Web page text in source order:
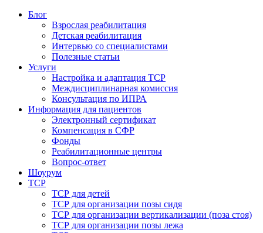
Блог
Взрослая реабилитация
Детская реабилитация
Интервью со специалистами
Полезные статьи
Услуги
Настройка и адаптация ТСР
Междисциплинарная комиссия
Консультация по ИПРА
Информация для пациентов
Электронный сертификат
Компенсация в СФР
Фонды
Реабилитационные центры
Вопрос-ответ
Шоурум
ТСР
ТСР для детей
ТСР для организации позы сидя
ТСР для организации вертикализации (поза стоя)
ТСР для организации позы лежа